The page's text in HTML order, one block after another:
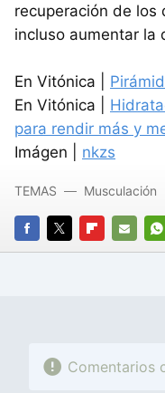
recuperación de los
incluso aumentar la
En Vitónica |
En Vitónica |
para rendir más y
Imágen | nkzs
FACEBOOK
TWITTERFLIPBOARD
E-
TEMAS Musculación
Comentarios